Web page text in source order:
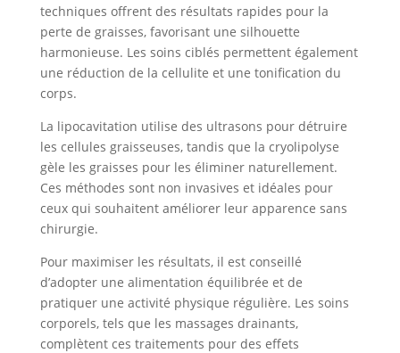
techniques offrent des résultats rapides pour la
perte de graisses, favorisant une silhouette
harmonieuse. Les soins ciblés permettent également
une réduction de la cellulite et une tonification du
corps.
La lipocavitation utilise des ultrasons pour détruire
les cellules graisseuses, tandis que la cryolipolyse
gèle les graisses pour les éliminer naturellement.
Ces méthodes sont non invasives et idéales pour
ceux qui souhaitent améliorer leur apparence sans
chirurgie.
Pour maximiser les résultats, il est conseillé
d’adopter une alimentation équilibrée et de
pratiquer une activité physique régulière. Les soins
corporels, tels que les massages drainants,
complètent ces traitements pour des effets